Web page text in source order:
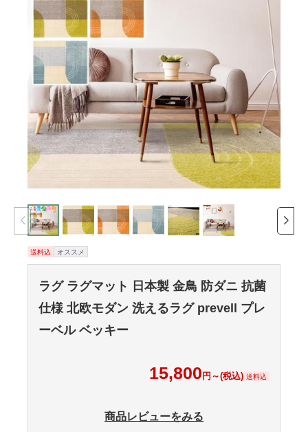
送料込 オススメ
ラグ ラグマット 日本製 金鳥 防ダニ 抗菌
仕様 北欧モダン 洗えるラグ prevell プレ
ーベル ベッキー
15,800 円～(税込) 送料込
商品レビューをみる